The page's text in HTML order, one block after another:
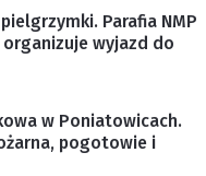
Parafia NMP
wyjazd do
w Poniatowicach.
pogotowie i